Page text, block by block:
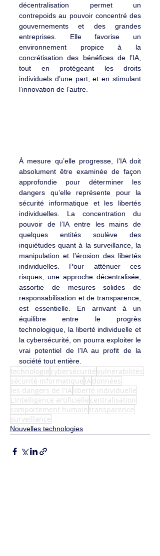
décentralisation permet un
contrepoids au pouvoir concentré des
gouvernements et des grandes
entreprises. Elle favorise un
environnement propice à la
concrétisation des bénéfices de l’IA,
tout en protégeant les droits
individuels d’une part, et en stimulant
l’innovation de l’autre.
À mesure qu’elle progresse, l’IA doit
absolument être examinée de façon
approfondie pour déterminer les
dangers qu’elle représente pour la
sécurité informatique et les libertés
individuelles. La concentration du
pouvoir de l’IA entre les mains de
quelques entités soulève des
inquiétudes quant à la surveillance, la
manipulation et l’érosion des libertés
individuelles. Pour atténuer ces
risques, une approche décentralisée,
assortie de mesures solides de
responsabilisation et de transparence,
est essentielle. En arrivant à un
équilibre entre le progrès
technologique, la liberté individuelle et
la cybersécurité, on pourra exploiter le
vrai potentiel de l’IA au profit de la
société tout entière.
technologie cybersécuritévulnérabilités
sécurité informatique IA données
les dangers de l'IA liberté individuelle
L'intelligence artificielle centralisation
comportement humain transparence
surveillance
Nouvelles technologies